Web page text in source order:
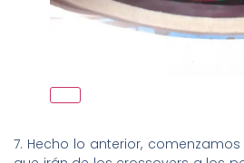
7. Hecho lo anterior,